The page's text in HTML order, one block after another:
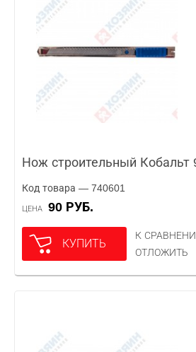
Нож строительный Кобальт
Код товара — 740601
ЦЕНА 90 РУБ.
КУПИТЬ
К
ОТЛОЖИТЬ